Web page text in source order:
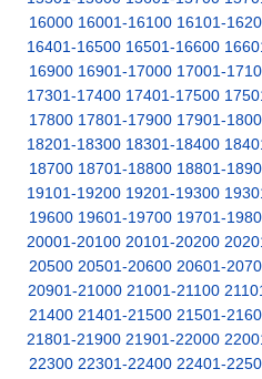
16000 16001-16100 16101-
16401-16500 16501-16600
16900 16901-17000 17001-
17301-17400 17401-17500
17800 17801-17900 17901-
18201-18300 18301-18400
18700 18701-18800 18801-
19101-19200 19201-19300
19600 19601-19700 19701-
20001-20100 20101-20200
20500 20501-20600 20601-
20901-21000 21001-21100
21400 21401-21500 21501-
21801-21900 21901-22000
22300 22301-22400 22401-